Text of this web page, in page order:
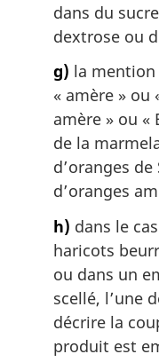
dans du
dextrose ou
g) la mention
« amère » ou
amère » ou «
de la
d’oranges
d’oranges
h) dans le
haricots
ou dans un
scellé, l’une
décrire la
produit est